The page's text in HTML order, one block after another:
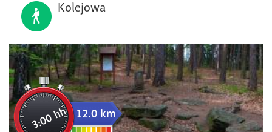
Kolejowa
3:00 hh 12.0 km